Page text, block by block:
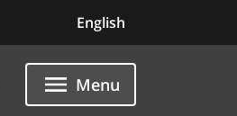
English
Menu